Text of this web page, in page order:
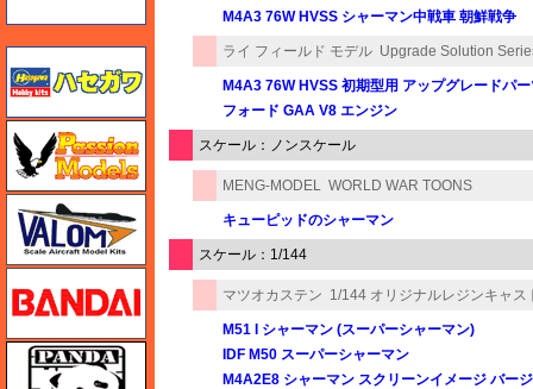
M4A3 76W HVSS シャーマン中戦車 朝鮮戦争
ライ フィールド モデル Upgrade Solution
M4A3 76W HVSS 初期型用 アップグレードパ
フォード GAA V8 エンジン
スケール：ノンスケール
MENG-MODEL WORLD WAR TOONS
キューピッドのシャーマン
スケール：1/144
マツオカステン 1/144 オリジナルレジンキャス
M51 I シャーマン (スーパーシャーマン)
IDF M50 スーパーシャーマン
M4A2E8 シャーマン スクリーンイメージ バー
ハセガワ
バロムモデル
バンダイ
パンダホビー